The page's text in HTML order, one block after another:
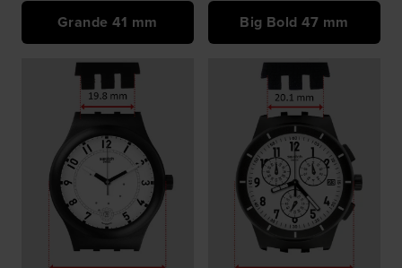
Grande 41 mm Big Bold 47 mm